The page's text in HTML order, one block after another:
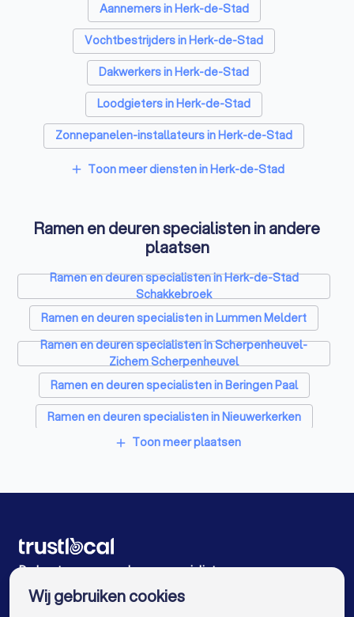
Aannemers in Herk-de-Stad
Vochtbestrijders in Herk-de-Stad
Dakwerkers in Herk-de-Stad
Loodgieters in Herk-de-Stad
Zonnepanelen-installateurs in Herk-de-Stad
Vloerverwarming-installateurs in Herk-de-Stad
Laadpaal installateurs in Herk-de-Stad
Schrijnwerkers in Herk-de-Stad
Warmtepomp installateurs in Herk-de-Stad
Badkamer installateurs in Herk-de-Stad
Glashandels in Herk-de-Stad
EPC-keurders in Herk-de-Stad
Klusjesmannen in Herk-de-Stad
add Toon meer diensten in Herk-de-Stad
Ramen en deuren specialisten in andere
plaatsen
Ramen en deuren specialisten in Herk-de-Stad
Schakkebroek
Ramen en deuren specialisten in Lummen Meldert
Ramen en deuren specialisten in Scherpenheuvel-
Zichem Scherpenheuvel
Ramen en deuren specialisten in Beringen Paal
Ramen en deuren specialisten in Nieuwerkerken
Ramen en deuren specialisten in Tessenderlo
Ramen en deuren specialisten in Heusden-Zolder
Ramen en deuren specialisten in Antwerpen
add Toon meer plaatsen
De beste ramen en deuren specialisten voor u
Wij gebruiken cookies